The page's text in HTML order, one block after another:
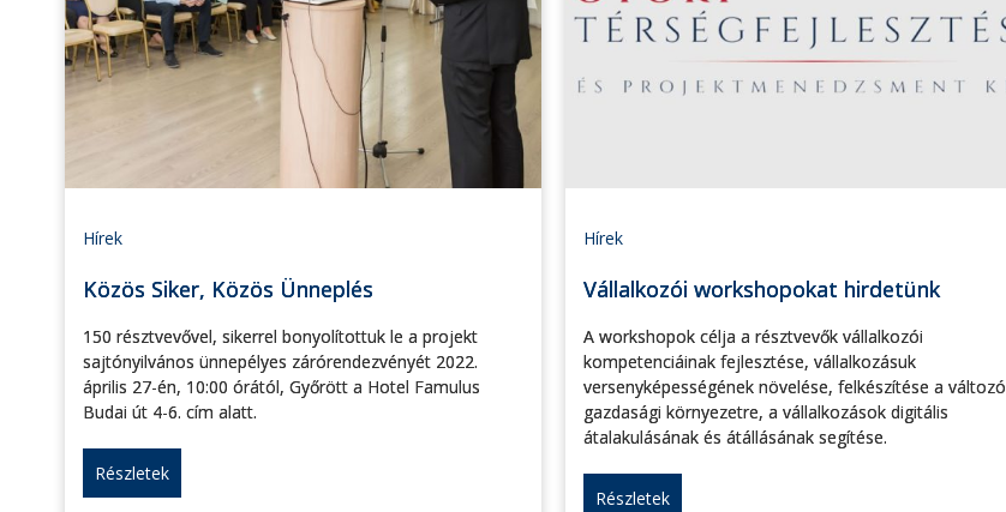
Hírek
Közös Siker, Közös Ünneplés
150 résztvevővel, sikerrel bonyolítottuk le a projekt
sajtónyilvános ünnepélyes zárórendezvényét 2022.
április 27-én, 10:00 órától, Győrött a Hotel Famulus
Budai út 4-6. cím alatt.
Részletek
Hírek
Vállalkozói workshopokat hirdetünk
A workshopok célja a résztvevők vállalkozói
kompetenciáinak fejlesztése, vállalkozásuk
versenyképességének növelése, felkészítése a változó
gazdasági környezetre, a vállalkozások digitális
átalakulásának és átállásának segítése.
Részletek